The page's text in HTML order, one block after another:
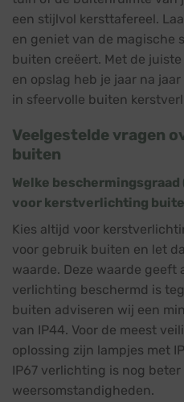
een stijlvol kersttafereel.
en geniet van de magische
buiten creëert. Met de
en opslag heb je jaar na
in sfeervolle buiten
Veelgestelde vragen
buiten
Welke
voor kerstverlichting
Kies altijd voor
voor gebruik buiten en let
waarde. Deze waarde geeft
verlichting beschermd is
buiten adviseren wij een
van IP44. Voor de meest
oplossing zijn lampjes met
IP67 verlichting is nog
weersomstandigheden.